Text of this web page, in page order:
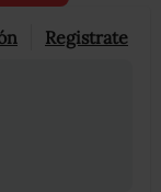
Registrate